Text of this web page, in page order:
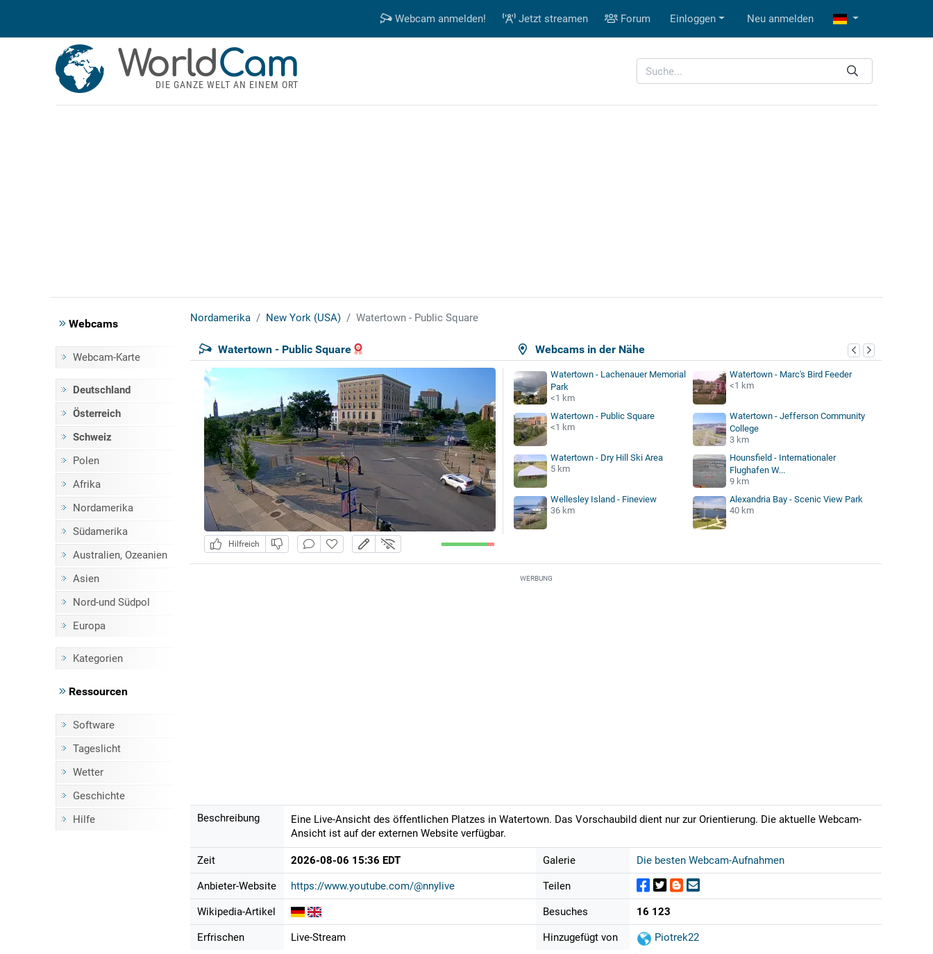
Webcam anmelden! Jetzt streamen Forum Einloggen Neu anmelden
WorldCam
DIE GANZE WELT AN EINEM ORT
Webcams
Webcam-Karte
Deutschland
Österreich
Schweiz
Polen
Afrika
Nordamerika
Südamerika
Australien, Ozeanien
Asien
Nord-und Südpol
Europa
Kategorien
Ressourcen
Software
Tageslicht
Wetter
Geschichte
Hilfe
Nordamerika New York (USA) Watertown - Public Square
Webcams in der Nähe
Watertown - Public Square
Hilfreich
Watertown - Lachenauer Memorial
Park
<1 km
Watertown - Marc's Bird Feeder
<1 km
Watertown - Public Square
<1 km
Watertown - Jefferson Community
College
3 km
Watertown - Dry Hill Ski Area
5 km
Hounsfield - Internationaler
Flughafen W...
9 km
Wellesley Island - Fineview
36 km
Alexandria Bay - Scenic View Park
40 km
WERBUNG
Beschreibung
Eine Live-Ansicht des öffentlichen Platzes in Watertown. Das Vorschaubild dient nur zur Orientierung. Die aktuelle Webcam-
Ansicht ist auf der externen Website verfügbar.
Zeit 2026-08-06 15:36 EDT
Anbieter-Website https://www.youtube.com/@nnylive
Wikipedia-Artikel
Erfrischen Live-Stream
Galerie Die besten Webcam-Aufnahmen
Teilen
Besuches 16 123
Hinzugefügt von Piotrek22